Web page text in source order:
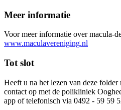
Meer informatie
Voor meer informatie over macula-
www.maculavereniging.nl
Tot slot
Heeft u na het lezen van deze folder
contact op met de polikliniek
app of telefonisch via 0492 - 59 59